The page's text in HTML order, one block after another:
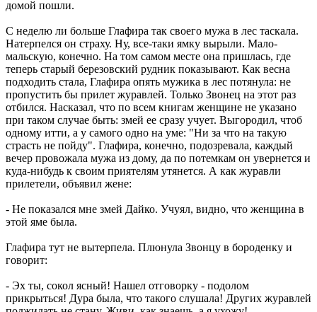
домой пошли.
С неделю ли больше Глафира так своего мужа в лес таскала.
Натерпелся он страху. Ну, все-таки ямку вырыли. Мало-
мальскую, конечно. На том самом месте она пришлась, где
теперь старый березовский рудник показывают. Как весна
подходить стала, Глафира опять мужика в лес потянула: не
пропустить бы прилет журавлей. Только Звонец на этот раз
отбился. Насказал, что по всем книгам женщине не указано
при таком случае быть: змей ее сразу учует. Выгородил, чтоб
одному итти, а у самого одно на уме: "Ни за что на такую
страсть не пойду". Глафира, конечно, подозревала, каждый
вечер провожала мужа из дому, да по потемкам он увернется и
куда-нибудь к своим приятелям утянется. А как журавли
прилетели, объявил жене:
- Не показался мне змей Дайко. Учуял, видно, что женщина в
этой яме была.
Глафира тут не вытерпела. Плюнула Звонцу в бороденку и
говорит:
- Эх ты, сокол ясный! Нашел отговорку - подолом
прикрыться! Дура была, что такого слушала! Других журавлей